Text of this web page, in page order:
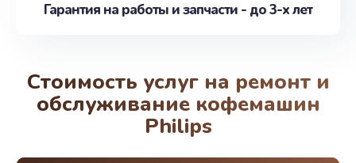
Гарантия на работы и запчасти - до 3-х лет
Стоимость услуг на ремонт и
обслуживание кофемашин
Philips